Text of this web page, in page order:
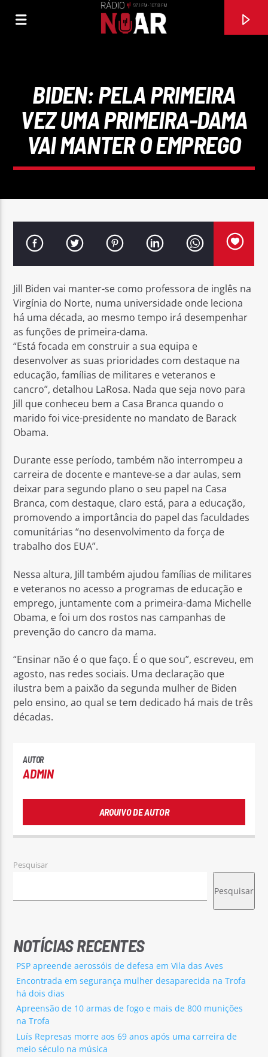
FRANÇA E PORTUGAL (FEAT JORGE LOUREIRO)
Rádio No ar
BIDEN: PELA PRIMEIRA
VEZ UMA PRIMEIRA-DAMA
VAI MANTER O EMPREGO
Jill Biden vai manter-se como professora de inglês na
Virgínia do Norte, numa universidade onde leciona
há uma década, ao mesmo tempo irá desempenhar
as funções de primeira-dama.
“Está focada em construir a sua equipa e
desenvolver as suas prioridades com destaque na
educação, famílias de militares e veteranos e
cancro”, detalhou LaRosa. Nada que seja novo para
Jill que conheceu bem a Casa Branca quando o
marido foi vice-presidente no mandato de Barack
Obama.
Durante esse período, também não interrompeu a
carreira de docente e manteve-se a dar aulas, sem
deixar para segundo plano o seu papel na Casa
Branca, com destaque, claro está, para a educação,
promovendo a importância do papel das faculdades
comunitárias “no desenvolvimento da força de
trabalho dos EUA”.
Nessa altura, Jill também ajudou famílias de militares
e veteranos no acesso a programas de educação e
emprego, juntamente com a primeira-dama Michelle
Obama, e foi um dos rostos nas campanhas de
prevenção do cancro da mama.
“Ensinar não é o que faço. É o que sou”, escreveu, em
agosto, nas redes sociais. Uma declaração que
ilustra bem a paixão da segunda mulher de Biden
pelo ensino, ao qual se tem dedicado há mais de três
décadas.
AUTOR
ADMIN
ARQUIVO DE AUTOR
Pesquisar
Pesquisar
NOTÍCIAS RECENTES
PSP apreende aerossóis de defesa em Vila das Aves
Encontrada em segurança mulher desaparecida na Trofa
há dois dias
Apreensão de 10 armas de fogo e mais de 800 munições
na Trofa
Luís Represas morre aos 69 anos após uma carreira de
meio século na música